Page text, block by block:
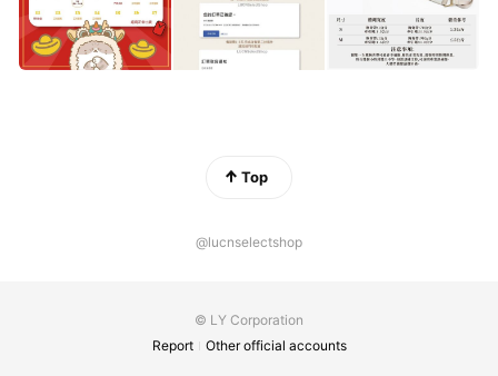
Top
@lucnselectshop
© LY Corporation
Report
Other official accounts